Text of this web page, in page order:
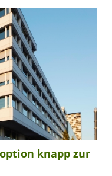
knapp zur